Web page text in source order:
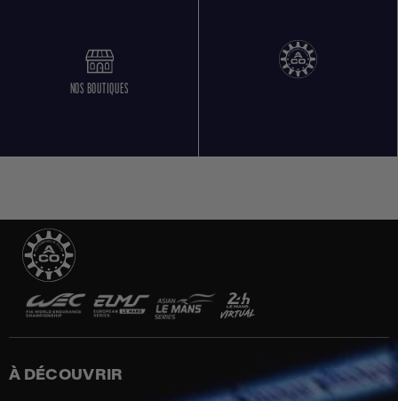
NOS BOUTIQUES
À DÉCOUVRIR